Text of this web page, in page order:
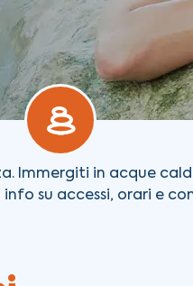
Immergiti in acque
su accessi, orari e